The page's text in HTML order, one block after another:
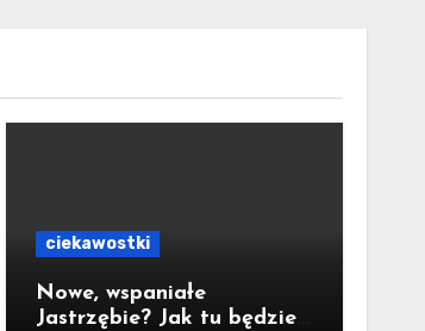
ciekawostki
Nowe, wspaniałe
Jastrzębie? Jak tu będzie